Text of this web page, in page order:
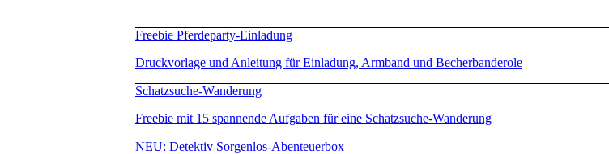
Freebie Pferdeparty-Einladung
Druckvorlage und Anleitung für Einladung, Armband und Becherbanderole
Schatzsuche-Wanderung
Freebie mit 15 spannende Aufgaben für eine Schatzsuche-Wanderung
NEU: Detektiv Sorgenlos-Abenteuerbox